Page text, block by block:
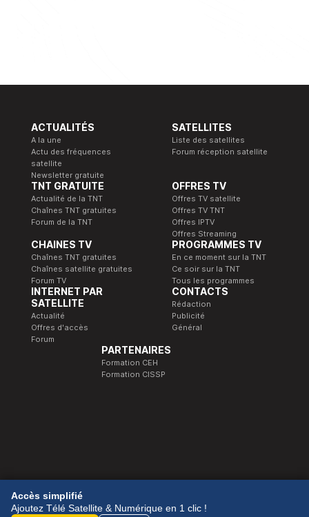
ACTUALITÉS
A la une
Actu des fréquences
satellite
Newsletter gratuite
SATELLITES
Liste des satellites
Forum réception satellite
TNT GRATUITE
Actualité de la TNT
Chaînes TNT gratuites
Forum de la TNT
OFFRES TV
Offres TV satellite
Offres TV TNT
Offres IPTV
Offres Streaming
CHAINES TV
Chaînes TNT gratuites
Chaînes satellite gratuites
Forum TV
PROGRAMMES TV
En ce moment sur la TNT
Ce soir sur la TNT
Tous les programmes
INTERNET PAR
SATELLITE
Actualité
Offres d'accès
Forum
CONTACTS
Rédaction
Publicité
Général
PARTENAIRES
Formation CEH
Formation CISSP
© 1989-2026 Télé Satellite et Numérique.
Accès simplifié
Ajoutez Télé Satellite & Numérique en 1 clic !